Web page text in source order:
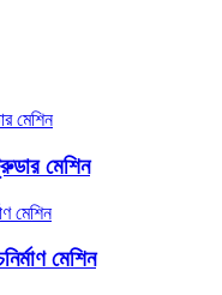
মেশিন
মেশিন